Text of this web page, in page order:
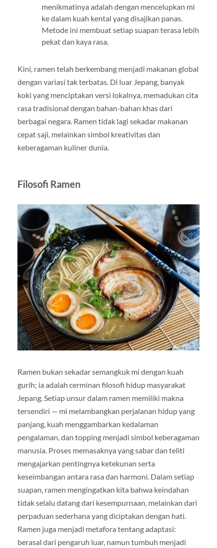
menikmatinya adalah dengan mencelupkan mi
ke dalam kuah kental yang disajikan panas.
Metode ini membuat setiap suapan terasa lebih
pekat dan kaya rasa.
Kini, ramen telah berkembang menjadi makanan global
dengan variasi tak terbatas. Di luar Jepang, banyak
koki yang menciptakan versi lokalnya, memadukan cita
rasa tradisional dengan bahan-bahan khas dari
berbagai negara. Ramen tidak lagi sekadar makanan
cepat saji, melainkan simbol kreativitas dan
keberagaman kuliner dunia.
Filosofi Ramen
Ramen bukan sekadar semangkuk mi dengan kuah
gurih; ia adalah cerminan filosofi hidup masyarakat
Jepang. Setiap unsur dalam ramen memiliki makna
tersendiri — mi melambangkan perjalanan hidup yang
panjang, kuah menggambarkan kedalaman
pengalaman, dan topping menjadi simbol keberagaman
manusia. Proses memasaknya yang sabar dan teliti
mengajarkan pentingnya ketekunan serta
keseimbangan antara rasa dan harmoni. Dalam setiap
suapan, ramen mengingatkan kita bahwa keindahan
tidak selalu datang dari kesempurnaan, melainkan dari
perpaduan sederhana yang diciptakan dengan hati.
Ramen juga menjadi metafora tentang adaptasi:
berasal dari pengaruh luar, namun tumbuh menjadi